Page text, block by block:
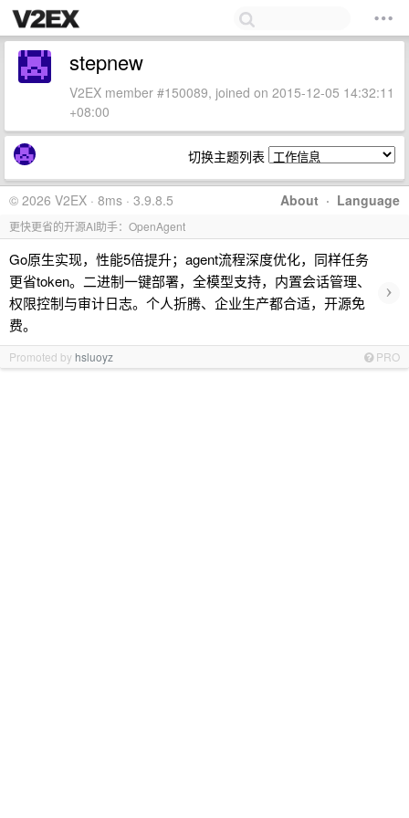
stepnew
V2EX member #150089, joined on 2015-12-05 14:32:11
+08:00
切换主题列表
About · Language
© 2026 V2EX · 8ms · 3.9.8.5
更快更省的开源AI助手：OpenAgent
Go原生实现，性能5倍提升；agent流程深度优化，同样任务
更省token。二进制一键部署，全模型支持，内置会话管理、
权限控制与审计日志。个人折腾、企业生产都合适，开源免
费。
›
Promoted by hsluoyz PRO